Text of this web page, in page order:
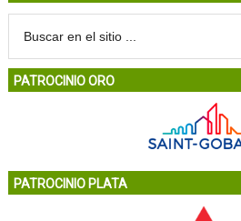
PATROCINIO ORO
PATROCINIO PLATA